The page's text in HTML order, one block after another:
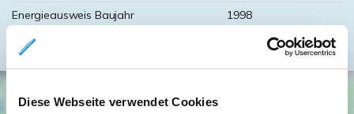
Diese Webseite verwendet Cookies
Energieausweis Baujahr
1998